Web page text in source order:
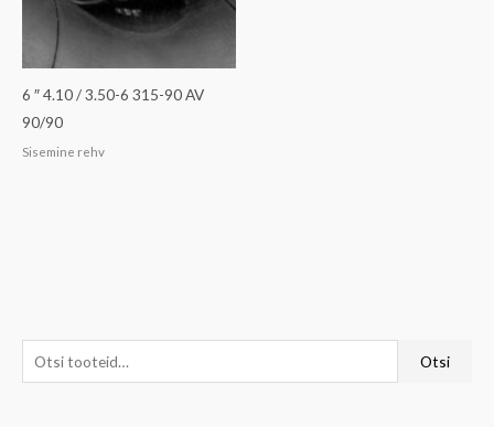
t
Otsi
6 ″ 4.10 / 3.50-6 315-90 AV
90/90
Sisemine rehv